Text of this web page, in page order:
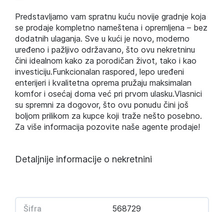
Predstavljamo vam spratnu kuću novije gradnje koja
se prodaje kompletno nameštena i opremljena – bez
dodatnih ulaganja. Sve u kući je novo, moderno
uređeno i pažljivo održavano, što ovu nekretninu
čini idealnom kako za porodičan život, tako i kao
investiciju.Funkcionalan raspored, lepo uređeni
enterijeri i kvalitetna oprema pružaju maksimalan
komfor i osećaj doma već pri prvom ulasku.Vlasnici
su spremni za dogovor, što ovu ponudu čini još
boljom prilikom za kupce koji traže nešto posebno.
Za više informacija pozovite naše agente prodaje!
Detaljnije informacije o nekretnini
Šifra 568729